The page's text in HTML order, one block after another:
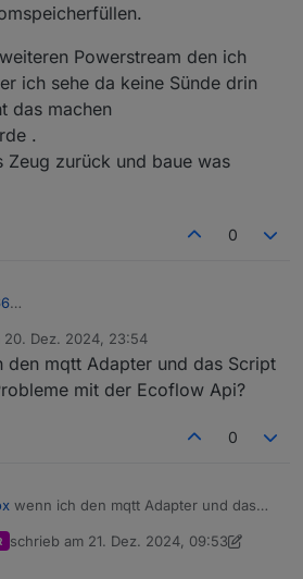
Powerstream den ich
ich sehe da keine Sünde drin
das machen
.
Zeug zurück und baue was
0
Beispieldaten und Befehle bekommen
ist relativ klein, aber dennoch
Befehle sind relativ klar.
ich testweise in den Adapter bringen,
20. Dez. 2024, 23:54
von
den mqtt Adapter und das Script
mit der Ecoflow Api?
0
wenn ich den mqtt Adapter und das
schrieb am 21. Dez. 2024, 09:53
zuletzt editiert von foxthefox